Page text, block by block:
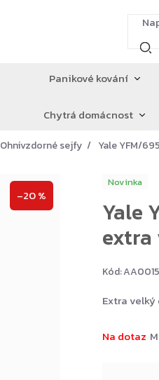
Panikové kování
Chytrá domácnost
Ohnivzdorné sejfy Yale YFM/
Novinka
Yale
extra
Kód:
–20 %
Na dotaz
Extra velký